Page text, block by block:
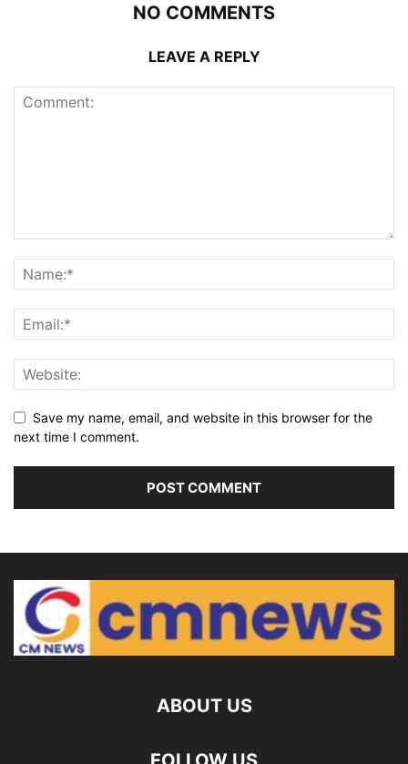
NO COMMENTS
LEAVE A REPLY
Save my name, email, and website in this browser for the
next time I comment.
ABOUT US